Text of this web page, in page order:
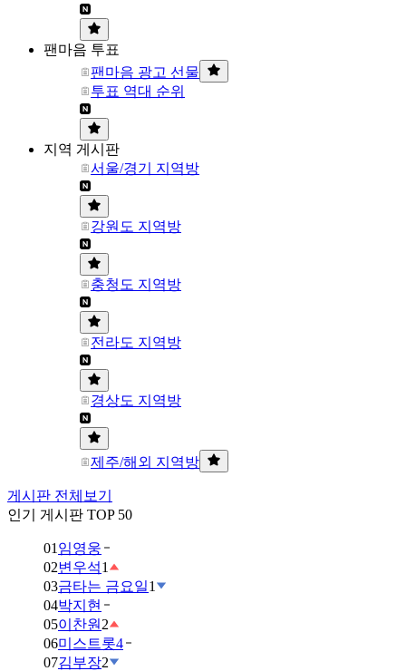
팬마음 투표
팬마음 광고 선물
투표 역대 순위
지역 게시판
서울/경기 지역방
강원도 지역방
충청도 지역방
전라도 지역방
경상도 지역방
제주/해외 지역방
게시판 전체보기
인기 게시판 TOP 50
01 임영웅
02변우석1
03금타는 금요일1
04박지현
05이찬원 2
06미스트롯4
07김부장2